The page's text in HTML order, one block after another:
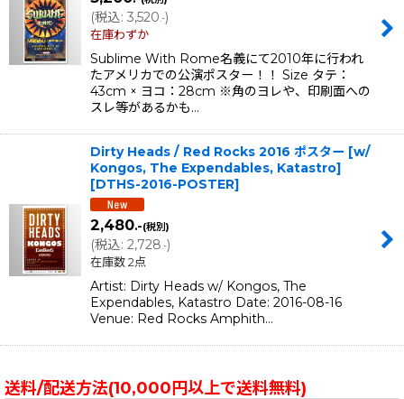
(税込: 3,520.-)
在庫わずか
Sublime With Rome名義にて2010年に行われ
たアメリカでの公演ポスター！！ Size タテ：
43cm × ヨコ：28cm ※角のヨレや、印刷面への
スレ等があるかも…
Dirty Heads / Red Rocks 2016 ポスター [w/
Kongos, The Expendables, Katastro]
[DTHS-2016-POSTER]
2,480.-(税別)
(税込: 2,728.-)
在庫数 2点
Artist: Dirty Heads w/ Kongos, The
Expendables, Katastro Date: 2016-08-16
Venue: Red Rocks Amphith…
送料/配送方法(10,000円以上で送料無料)